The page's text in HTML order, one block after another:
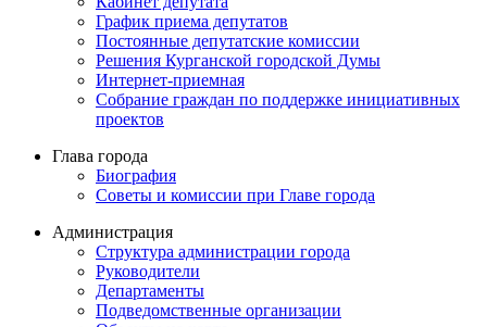
График приема депутатов
Постоянные депутатские комиссии
Решения Курганской городской Думы
Интернет-приемная
Собрание граждан по поддержке инициативных
проектов
Глава города
Биография
Советы и комиссии при Главе города
Администрация
Структура администрации города
Руководители
Департаменты
Подведомственные организации